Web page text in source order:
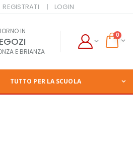
REGISTRATI LOGIN
IN
E BRIANZA
0
TUTTO PER LA SCUOLA